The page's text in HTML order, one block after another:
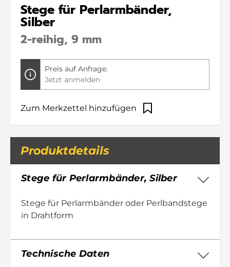
Stege für Perlarmbänder,
Silber
2-reihig, 9 mm
Preis auf Anfrage.
Jetzt anmelden
Zum Merkzettel hinzufügen
Produktdetails
Stege für Perlarmbänder, Silber
Stege für Perlarmbänder oder Perlbandstege
in Drahtform
Technische Daten